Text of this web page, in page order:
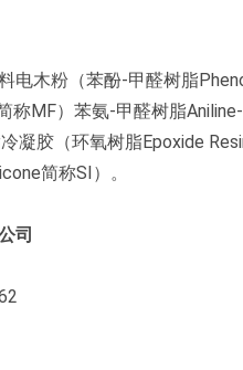
电木粉（苯酚-甲醛树脂
称MF）苯氨-甲醛树脂
凝胶（环氧树脂Epoxide
简称SI）。
司